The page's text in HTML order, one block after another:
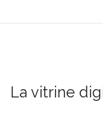
La vitrine